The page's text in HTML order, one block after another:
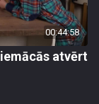
00:44:58
atvērt